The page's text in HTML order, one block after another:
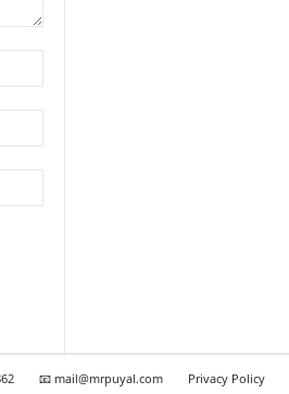
📧 mail@mrpuyal.com Privacy Policy